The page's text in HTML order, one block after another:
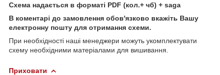
Схема надається в форматі PDF (кол.+ чб) + saga
В коментарі до замовлення обов'язково вкажіть Вашу
електронну пошту для отримання схеми.
При необхідності наші менеджери можуть укомплектувати
схему необхідними матеріалами для вишивання.
Приховати